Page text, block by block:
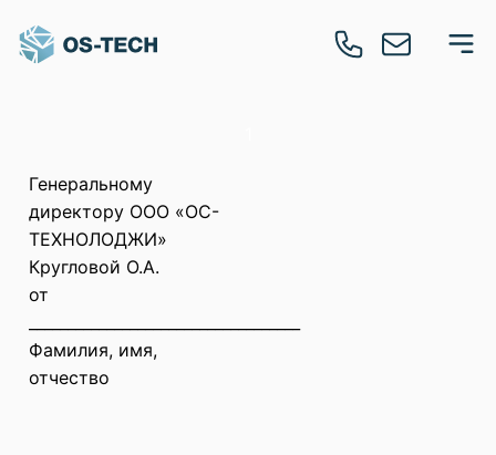
Генеральному
директору ООО «ОС-
ТЕХНОЛОДЖИ»
Кругловой О.А.
от
Фамилия, имя,
отчество